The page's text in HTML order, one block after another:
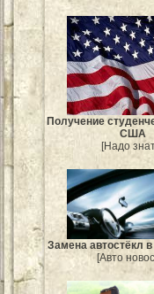
Получение
США
[Надо
Замена автостёкл
[Авто